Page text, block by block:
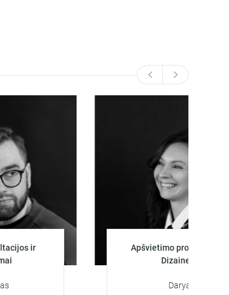
Apšvietimo projektuotoja
Dizainerė